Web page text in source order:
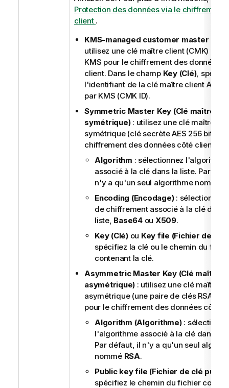
Protection des données via le chiffrement
client .
KMS-managed customer master key
utilisez une clé maître client (CMK)
KMS pour le chiffrement des données
client. Dans le champ Key (Clé),
l'identifiant de la clé maître client AWS
par KMS (CMK ID).
Symmetric Master Key (Clé maître
symétrique): utilisez une clé maître
symétrique (clé secrète AES 256 bits)
chiffrement des données côté client.
Algorithm : sélectionnez l'algorithme
associé à la clé dans la liste. Par
n'y a qu'un seul algorithme nommé
Encoding (Encodage): sélectionnez
de chiffrement associé à la clé dans
liste, Base64ou X509.
Key (Clé)ou Key file (Fichier de clé)
spécifiez la clé ou le chemin du
contenant la clé.
Asymmetric Master Key (Clé maître
asymétrique) : utilisez une clé maître
asymétrique (une paire de clés RSA
pour le chiffrement des données côté
Algorithm (Algorithme):
l'algorithme associé à la clé dans la
Par défaut, il n'y a qu'un seul
nommé RSA.
Public key file (Fichier de clé
spécifiez le chemin du fichier